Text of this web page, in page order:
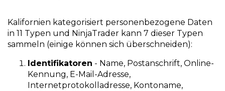
Kalifornien kategorisiert personenbezogene Daten
in 11 Typen und NinjaTrader kann 7 dieser Typen
sammeln (einige können sich überschneiden):
Identifikatoren - Name, Postanschrift, Online-
Kennung, E-Mail-Adresse,
Internetprotokolladresse, Kontoname,